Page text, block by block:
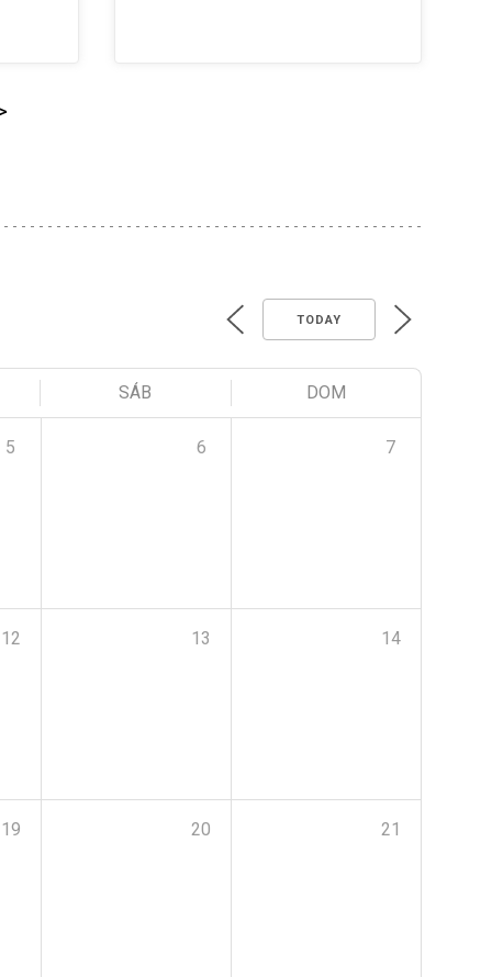
TODAY
SÁB DOM
5 6 7
12 13 14
19 20 21